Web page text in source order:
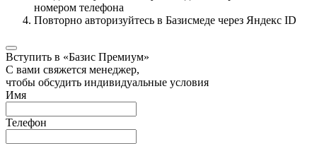
номером телефона
Повторно авторизуйтесь в Базисмеде через Яндекс ID
Вступить в «Базис Премиум»
С вами свяжется менеджер,
чтобы обсудить индивидуальные условия
Имя
Телефон